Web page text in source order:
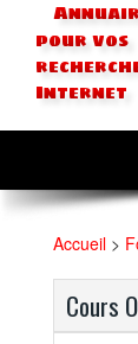
pour vos
Internet
Accueil >
Cours